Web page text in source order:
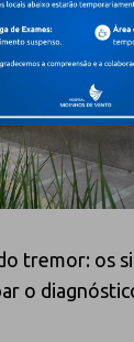
tremor: os
o